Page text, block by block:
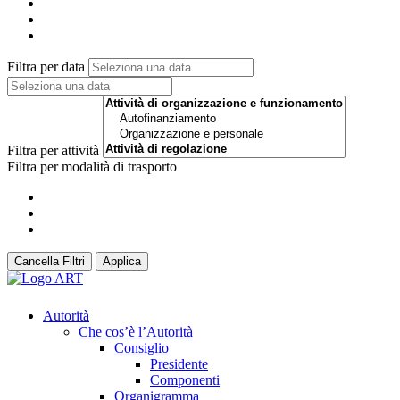
Filtra per data
Filtra per attività
Filtra per modalità di trasporto
Cancella Filtri Applica
Autorità
Che cos’è l’Autorità
Consiglio
Presidente
Componenti
Organigramma